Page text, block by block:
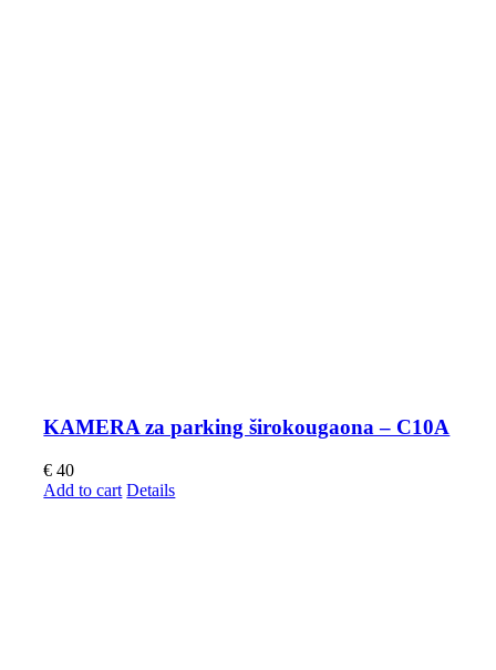
KAMERA za parking širokougaona – C10A
€ 40
Add to cart Details